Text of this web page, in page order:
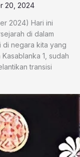
20, 2024
2024) Hari ini
di dalam
di negara kita yang
1, sudah
transisi